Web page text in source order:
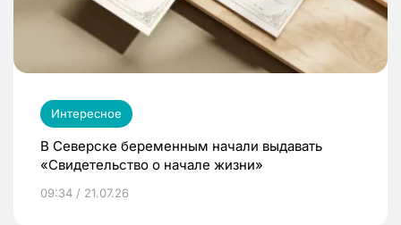
Интересное
В Северске беременным начали выдавать
«Свидетельство о начале жизни»
09:34 / 21.07.26